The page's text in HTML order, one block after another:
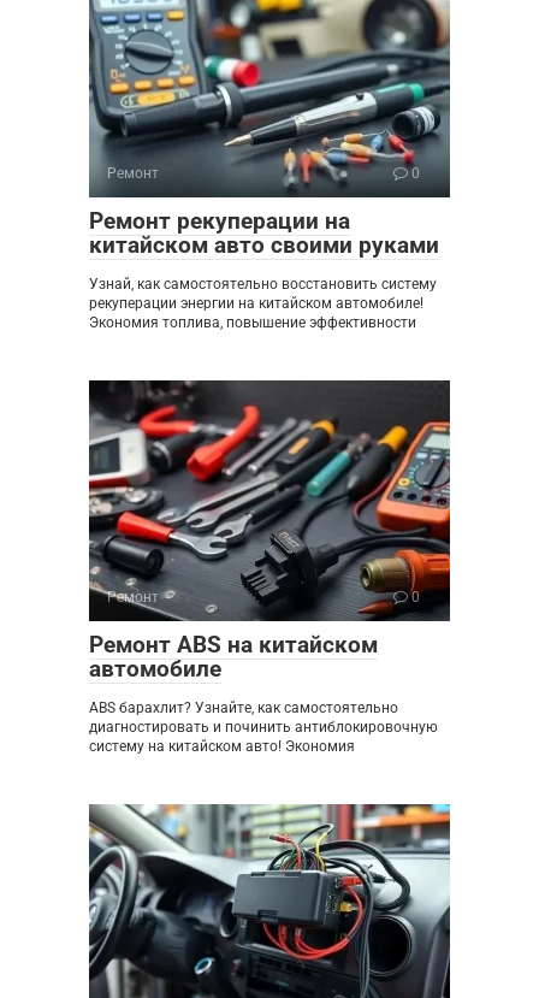
Ремонт 0
Ремонт рекуперации на
китайском авто своими руками
Узнай, как самостоятельно восстановить систему
рекуперации энергии на китайском автомобиле!
Экономия топлива, повышение эффективности
Ремонт 0
Ремонт ABS на китайском
автомобиле
ABS барахлит? Узнайте, как самостоятельно
диагностировать и починить антиблокировочную
систему на китайском авто! Экономия